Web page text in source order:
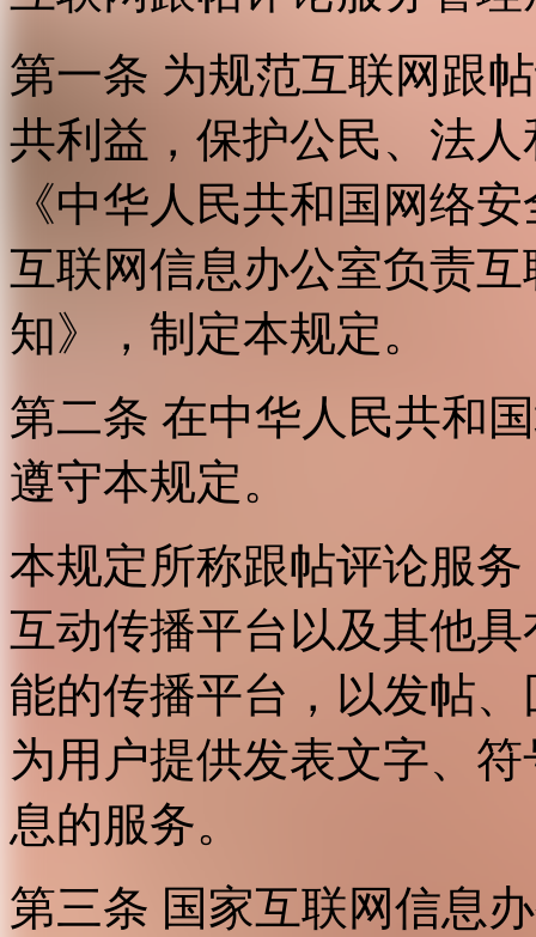
第一条 为规范互联网跟
共利益，保护公民、法
《中华人民共和国网络
互联网信息办公室负责
知》，制定本规定。
第二条 在中华人民共和
遵守本规定。
本规定所称跟帖评论服
互动传播平台以及其他
能的传播平台，以发帖
为用户提供发表文字、
息的服务。
第三条 国家互联网信息